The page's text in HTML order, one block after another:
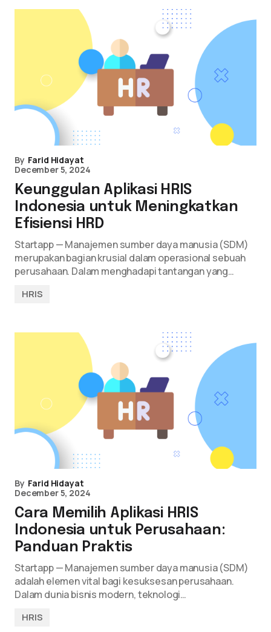
By Farid Hidayat
December 5, 2024
Keunggulan Aplikasi HRIS
Indonesia untuk Meningkatkan
Efisiensi HRD
Startapp — Manajemen sumber daya manusia (SDM)
merupakan bagian krusial dalam operasional sebuah
perusahaan. Dalam menghadapi tantangan yang…
HRIS
By Farid Hidayat
December 5, 2024
Cara Memilih Aplikasi HRIS
Indonesia untuk Perusahaan:
Panduan Praktis
Startapp — Manajemen sumber daya manusia (SDM)
adalah elemen vital bagi kesuksesan perusahaan.
Dalam dunia bisnis modern, teknologi…
HRIS